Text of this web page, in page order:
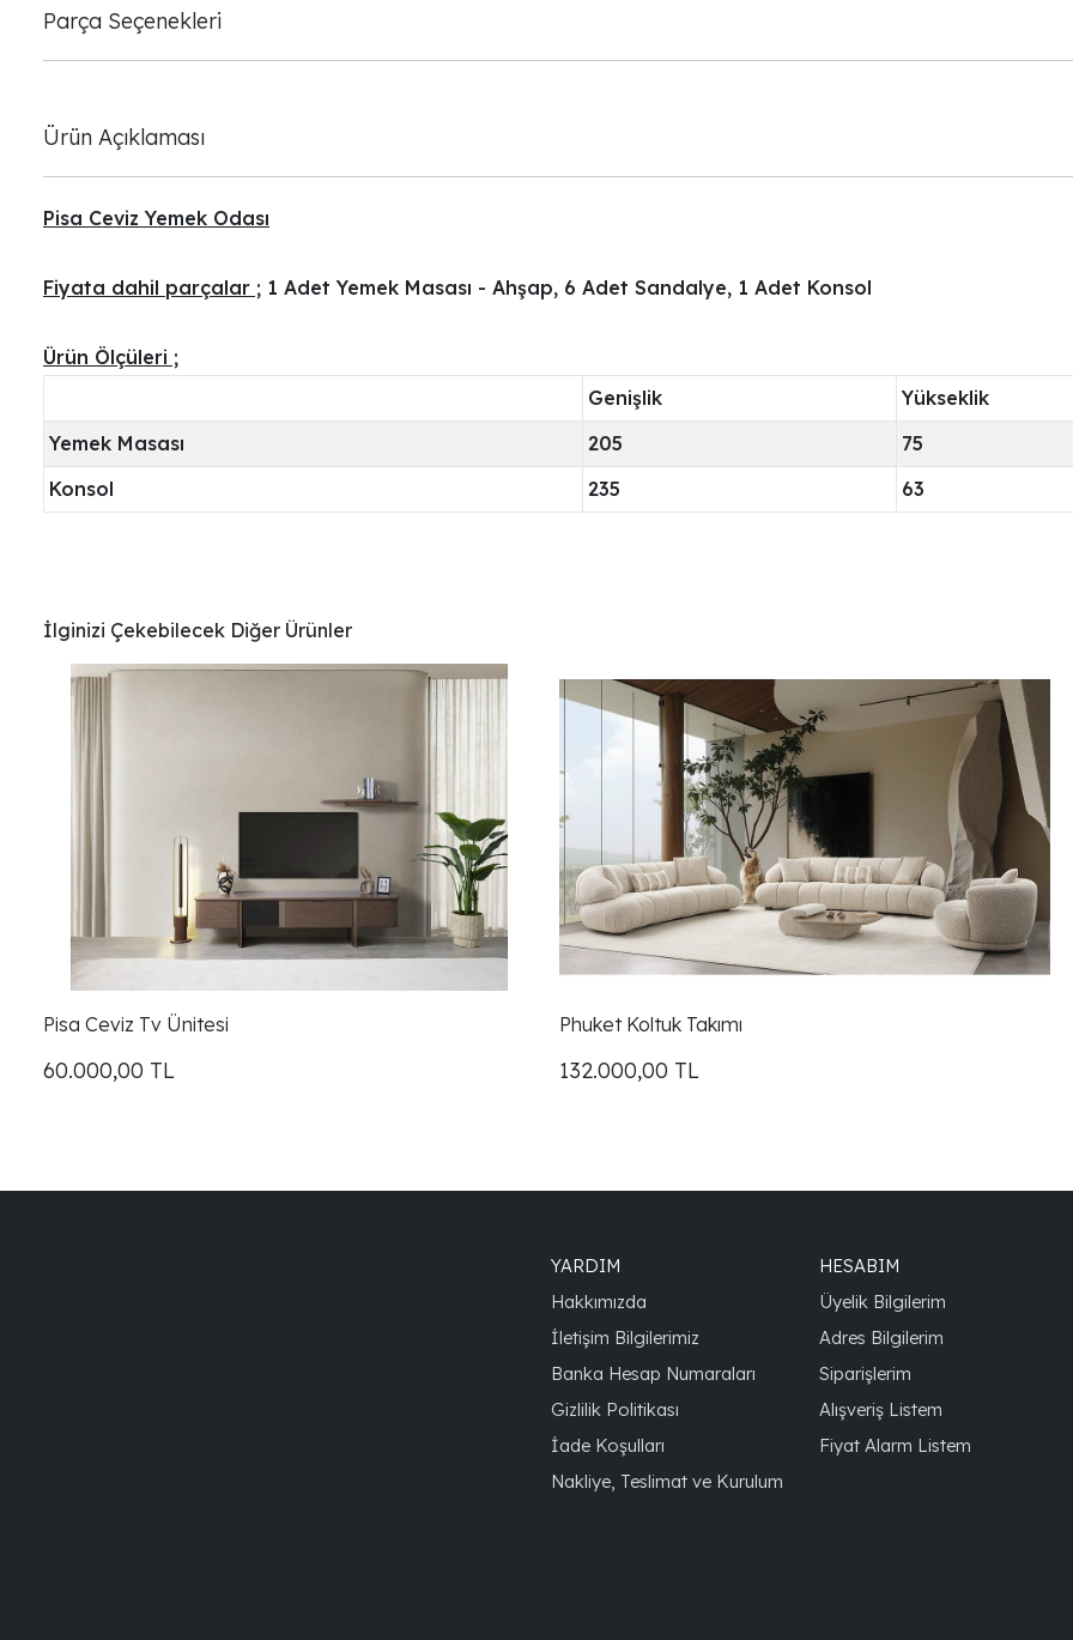
Parça Seçenekleri
Ürün Açıklaması
Pisa Ceviz Yemek Odası
Fiyata dahil parçalar ; 1 Adet Yemek Masası - Ahşap, 6 Adet Sandalye, 1 Adet Konsol
Ürün Ölçüleri ;
Genişlik
Yükseklik
Yemek Masası
205 75
Konsol
235 63
İlginizi Çekebilecek Diğer Ürünler
Pisa Ceviz Tv Ünitesi
60.000,00 TL
Phuket Koltuk Takımı
132.000,00 TL
YARDIM
Hakkımızda
İletişim Bilgilerimiz
Banka Hesap Numaraları
Gizlilik Politikası
İade Koşulları
Nakliye, Teslimat ve Kurulum
HESABIM
Üyelik Bilgilerim
Adres Bilgilerim
Siparişlerim
Alışveriş Listem
Fiyat Alarm Listem